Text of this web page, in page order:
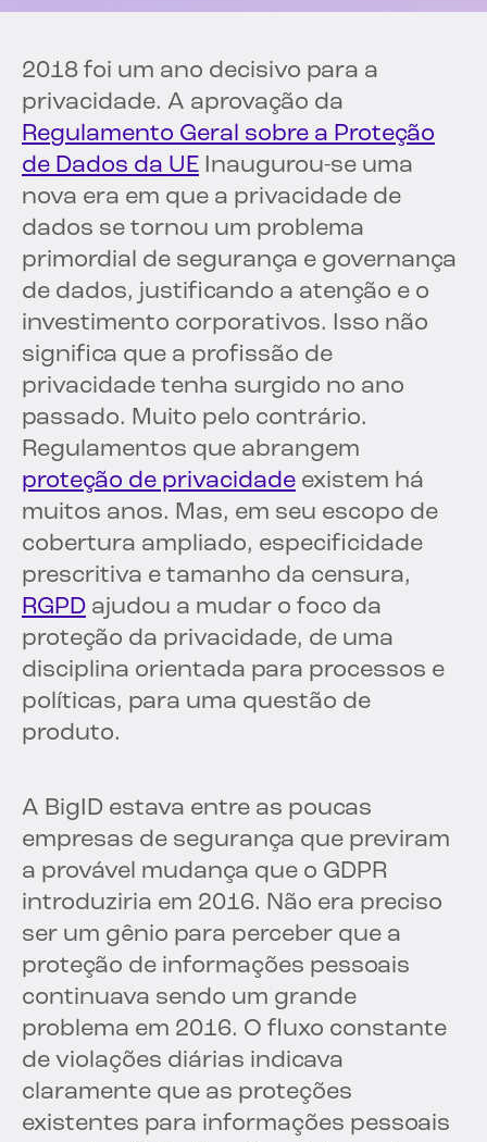
2018 foi um ano decisivo para a
privacidade. A aprovação da
Regulamento Geral sobre a Proteção
de Dados da UE Inaugurou-se uma
nova era em que a privacidade de
dados se tornou um problema
primordial de segurança e governança
de dados, justificando a atenção e o
investimento corporativos. Isso não
significa que a profissão de
privacidade tenha surgido no ano
passado. Muito pelo contrário.
Regulamentos que abrangem
proteção de privacidade existem há
muitos anos. Mas, em seu escopo de
cobertura ampliado, especificidade
prescritiva e tamanho da censura,
RGPD ajudou a mudar o foco da
proteção da privacidade, de uma
disciplina orientada para processos e
políticas, para uma questão de
produto.
A BigID estava entre as poucas
empresas de segurança que previram
a provável mudança que o GDPR
introduziria em 2016. Não era preciso
ser um gênio para perceber que a
proteção de informações pessoais
continuava sendo um grande
problema em 2016. O fluxo constante
de violações diárias indicava
claramente que as proteções
existentes para informações pessoais